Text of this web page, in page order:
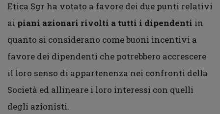
Etica Sgr ha votato a favore dei due punti relativi
ai piani azionari rivolti a tutti i dipendenti in
quanto si considerano come buoni incentivi a
favore dei dipendenti che potrebbero accrescere
il loro senso di appartenenza nei confronti della
Società ed allineare i loro interessi con quelli
degli azionisti.